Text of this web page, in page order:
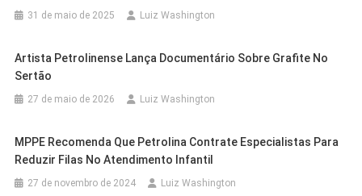
31 de maio de 2025 Luiz Washington
Artista Petrolinense Lança Documentário Sobre Grafite No
Sertão
27 de maio de 2026 Luiz Washington
MPPE Recomenda Que Petrolina Contrate Especialistas Para
Reduzir Filas No Atendimento Infantil
27 de novembro de 2024 Luiz Washington
Programa Farmácia Em Todo Lugar
Casa Nova Cidades
Prefeitura De Casa Nova Promove
Cidades Petrolina